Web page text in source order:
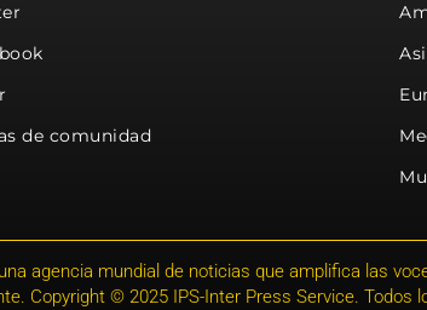
de comunidad
agencia mundial de noticias que amplifica las
Copyright © 2025 IPS-Inter Press Service. Todos